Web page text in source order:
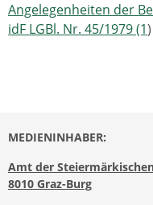
Angelegenheiten der
idF LGBl. Nr. 45/1979 (1)
MEDIENINHABER:
Amt der
8010 Graz-Burg